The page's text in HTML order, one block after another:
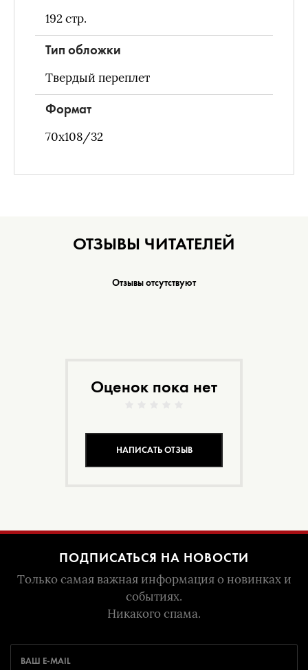
192стр.
Тип обложки
Твердый переплет
Формат
70х108/32
ОТЗЫВЫ ЧИТАТЕЛЕЙ
Отзывы отсутствуют
Оценок пока нет
НАПИСАТЬ ОТЗЫВ
ПОДПИСАТЬСЯ НА НОВОСТИ
Только самая важная информация о новинках и
событиях.
Никакого спама.